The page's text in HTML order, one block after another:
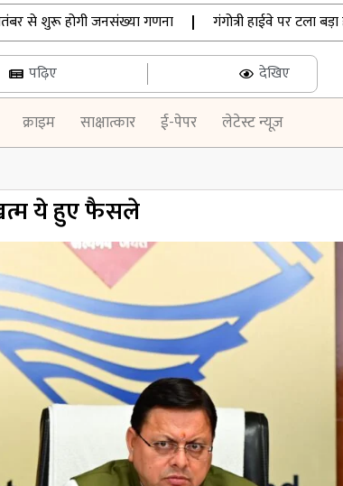
शुरू होगी जनसंख्या गणना | गंगोत्री हाईवे पर टला बड़ा
पढ़िए देखिए
क्राइम साक्षात्कार ई-पेपर लेटेस्ट न्यूज़
ये हुए फैसले